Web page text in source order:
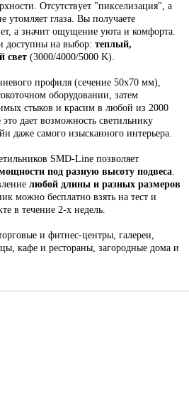
Отсутствует "пикселизация", а
утомляет глаза. Вы получаете
а значит ощущение уюта и комфорта.
доступны на выбор: теплый,
свет (3000/4000/5000 K).
профиля (сечение 50х70 мм),
оборудовании, затем
стыков и красим в любой из 2000
дает возможность светильнику
даже самого изысканного интерьера.
SMD-Line позволяет
под разную высоту подвеса.
любой длины и разных размеров
можно бесплатно взять на тест и
в течение 2-х недель.
и фитнес-центры, галереи,
кафе и рестораны, загородные дома и